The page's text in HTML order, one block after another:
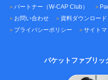
パートナー（W-CAP Club）
お問い合わせ
資料ダウンロード
プライバシーポリシー
サイト
パケットファブリッ
〒